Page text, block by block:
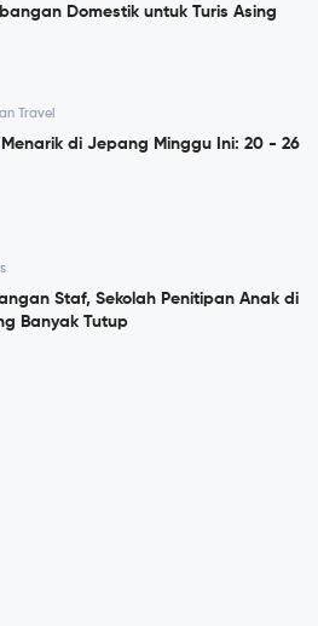
Domestik untuk Turis Asing
Travel
Menarik di Jepang Minggu Ini: 20 - 26
Staf, Sekolah Penitipan Anak di
Banyak Tutup